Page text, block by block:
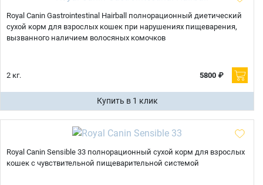
Royal Canin Gastrointestinal Hairball полнорационный диетический
сухой корм для взрослых кошек при нарушениях пищеварения,
вызванного наличием волосяных комочков
2 кг. 5800 ₽
Купить в 1 клик
Royal Canin Sensible 33 полнорационный сухой корм для взрослых
кошек с чувствительной пищеварительной системой